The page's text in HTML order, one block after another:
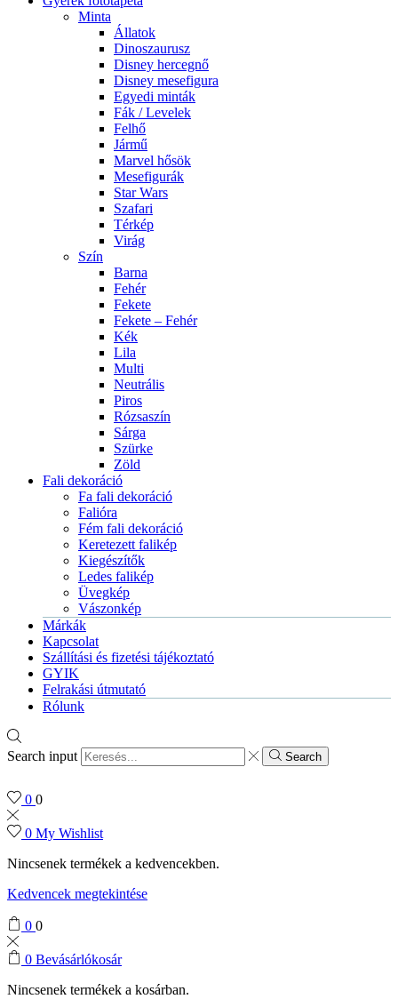
Minta
Állatok
Dinoszaurusz
Disney hercegnő
Disney mesefigura
Egyedi minták
Fák / Levelek
Felhő
Jármű
Marvel hősök
Mesefigurák
Star Wars
Szafari
Térkép
Virág
Szín
Barna
Fehér
Fekete
Fekete – Fehér
Kék
Lila
Multi
Neutrális
Piros
Rózsaszín
Sárga
Szürke
Zöld
Fali dekoráció
Fa fali dekoráció
Falióra
Fém fali dekoráció
Keretezett falikép
Kiegészítők
Ledes falikép
Üvegkép
Vászonkép
Márkák
Kapcsolat
Szállítási és fizetési tájékoztató
GYIK
Felrakási útmutató
Rólunk
Search input Search
0 0
0 My Wishlist
Nincsenek termékek a kedvencekben.
Kedvencek megtekintése
0 0
0 Bevásárlókosár
Nincsenek termékek a kosárban.